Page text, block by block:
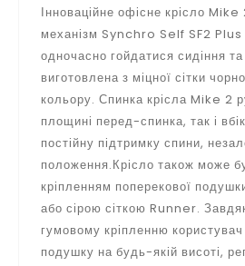
Інноваційне офісне крісло
механізм Synchro Self SF2 Plus
одночасно гойдатися сидіння
виготовлена ​​з міцної сітки
кольору. Спинка крісла Mike 2
площині перед-спинка, так і
постійну підтримку спини,
положення.Крісло також може
кріпленням поперекової
або сірою сіткою Runner.
гумовому кріпленню
подушку на будь-якій висоті,